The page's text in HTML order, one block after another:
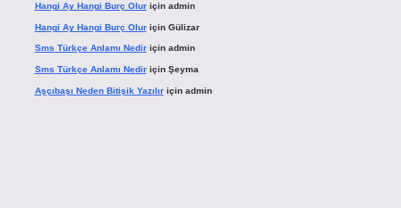
Hangi Ay Hangi Burç Oluriçin admin
Hangi Ay Hangi Burç Oluriçin Gülizar
Sms Türkçe Anlamı Nediriçin admin
Sms Türkçe Anlamı Nediriçin Şeyma
Aşçıbaşı Neden Bitişik Yazılıriçin admin